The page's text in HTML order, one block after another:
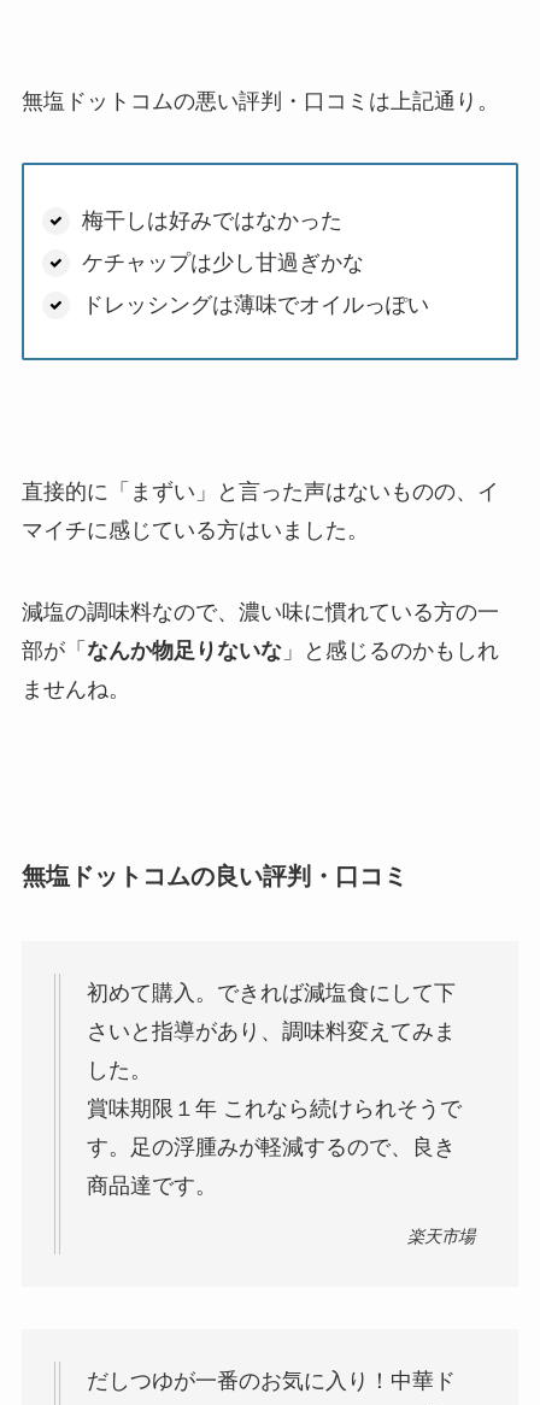
無塩ドットコムの悪い評判・口コミは上記通り。
梅干しは好みではなかった
ケチャップは少し甘過ぎかな
ドレッシングは薄味でオイルっぽい
直接的に「まずい」と言った声はないものの、イ
マイチに感じている方はいました。
減塩の調味料なので、濃い味に慣れている方の一
部が「 なんか物足りないな」と感じるのかもしれ
ませんね。
無塩ドットコムの良い評判・口コミ
初めて購入。できれば減塩食にして下
さいと指導があり、調味料変えてみま
した。
賞味期限１年 これなら続けられそうで
す。足の浮腫みが軽減するので、良き
商品達です。
楽天市場
だしつゆが一番のお気に入り！中華ド